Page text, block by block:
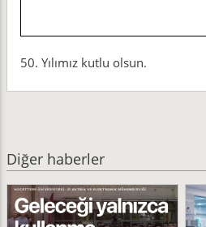
50. Yılımız kutlu olsun.
Diğer haberler